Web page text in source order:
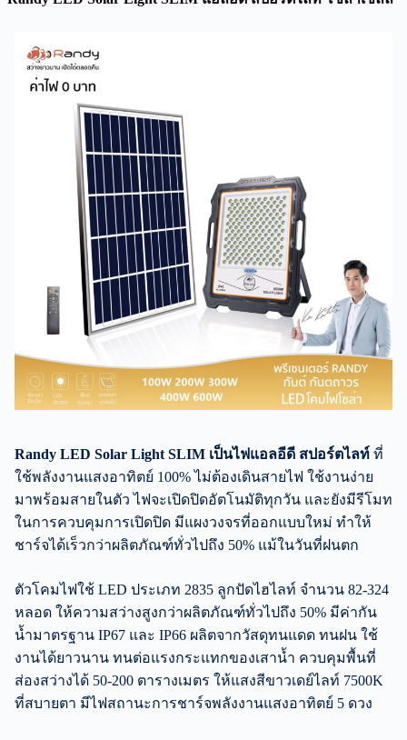
Randy LED Solar Light SLIM เป็นไฟแอลอีดี สปอร์ตไลท์ ที่
ใช้พลังงานแสงอาทิตย์ 100% ไม่ต้องเดินสายไฟ ใช้งานง่าย
มาพร้อมสายในตัว ไฟจะเปิดปิดอัตโนมัติทุกวัน และยังมีรีโมท
ในการควบคุมการเปิดปิด มีแผงวงจรที่ออกแบบใหม่ ทำให้
ชาร์จได้เร็วกว่าผลิตภัณฑ์ทั่วไปถึง 50% แม้ในวันที่ฝนตก
ตัวโคมไฟใช้ LED ประเภท 2835 ลูกปัดไฮไลท์ จำนวน 82-324
หลอด ให้ความสว่างสูงกว่าผลิตภัณฑ์ทั่วไปถึง 50% มีค่ากัน
น้ำมาตรฐาน IP67 และ IP66 ผลิตจากวัสดุทนแดด ทนฝน ใช้
งานได้ยาวนาน ทนต่อแรงกระแทกของเสาน้ำ ควบคุมพื้นที่
ส่องสว่างได้ 50-200 ตารางเมตร ให้แสงสีขาวเดย์ไลท์ 7500K
ที่สบายตา มีไฟสถานะการชาร์จพลังงานแสงอาทิตย์ 5 ดวง